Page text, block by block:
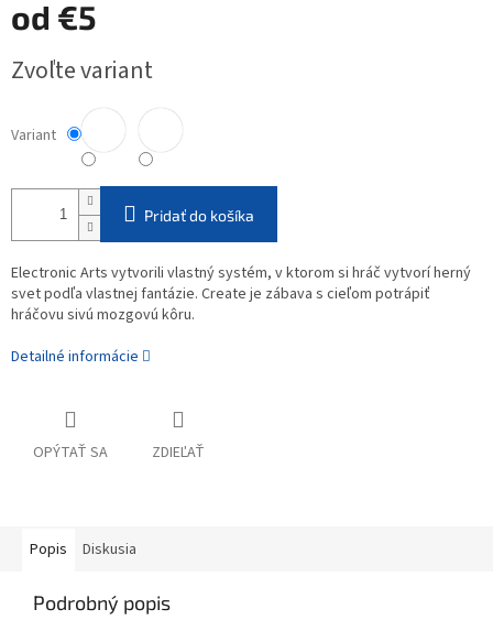
od €5
cena:
Zvoľte variant
Variant
Pridať do košíka
Electronic Arts vytvorili vlastný systém, v ktorom si hráč vytvorí herný
svet podľa vlastnej fantázie. Create je zábava s cieľom potrápiť
hráčovu sivú mozgovú kôru.
Detailné informácie
OPÝTAŤ SA ZDIEĽAŤ
Popis Diskusia
Podrobný popis